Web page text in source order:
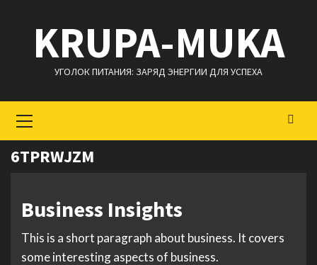
содержимому
KRUPA-MUKA
УГОЛОК ПИТАНИЯ: ЗАРЯД ЭНЕРГИИ ДЛЯ УСПЕХА
меню
6TPRWJZM
Business Insights
This is a short paragraph about business. It covers
some interesting aspects of business.